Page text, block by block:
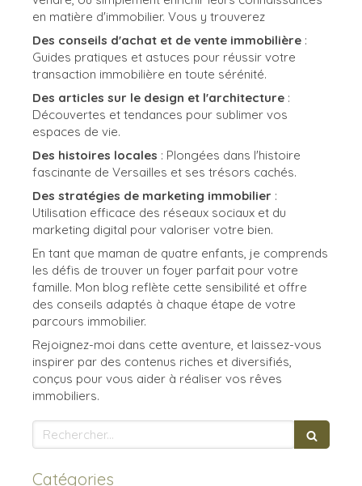
en matière d'immobilier. Vous y trouverez
Des conseils d'achat et de vente immobilière :
Guides pratiques et astuces pour réussir votre
transaction immobilière en toute sérénité.
Des articles sur le design et l'architecture :
Découvertes et tendances pour sublimer vos
espaces de vie.
Des histoires locales : Plongées dans l'histoire
fascinante de Versailles et ses trésors cachés.
Des stratégies de marketing immobilier :
Utilisation efficace des réseaux sociaux et du
marketing digital pour valoriser votre bien.
En tant que maman de quatre enfants, je comprends
les défis de trouver un foyer parfait pour votre
famille. Mon blog reflète cette sensibilité et offre
des conseils adaptés à chaque étape de votre
parcours immobilier.
Rejoignez-moi dans cette aventure, et laissez-vous
inspirer par des contenus riches et diversifiés,
conçus pour vous aider à réaliser vos rêves
immobiliers.
Rechercher
Catégories